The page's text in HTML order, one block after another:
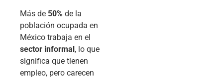
Más de 50% de la
población ocupada en
México trabaja en el
sector informal, lo que
significa que tienen
empleo, pero carecen